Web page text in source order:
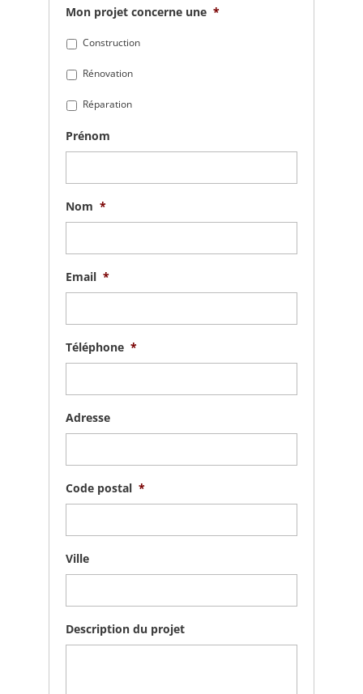
Mon projet concerne une *
Construction
Rénovation
Réparation
Prénom
Nom *
Email *
Téléphone *
Adresse
Code postal *
Ville
Description du projet